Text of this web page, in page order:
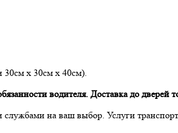
30см х 30см х 40см).
водителя. Доставка до дверей
на ваш выбор. Услуги